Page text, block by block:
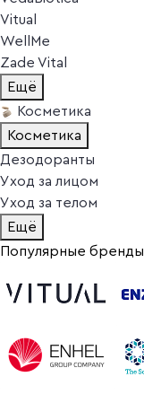
Vitual
WellMe
Zade Vital
Ещё
Косметика
Косметика
Дезодоранты
Уход за лицом
Уход за телом
Ещё
Популярные бренды